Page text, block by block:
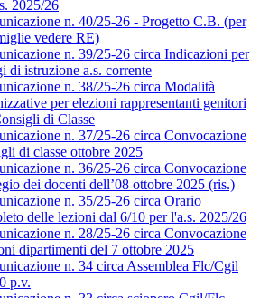
2025/26
n. 40/25-26 - Progetto C.B. (per
vedere RE)
n. 39/25-26 circa Indicazioni per
di istruzione a.s. corrente
n. 38/25-26 circa Modalità
per elezioni rappresentanti genitori
di Classe
n. 37/25-26 circa Convocazione
di classe ottobre 2025
n. 36/25-26 circa Convocazione
dei docenti dell’08 ottobre 2025 (ris.)
n. 35/25-26 circa Orario
delle lezioni dal 6/10 per l'a.s. 2025/26
n. 28/25-26 circa Convocazione
dipartimenti del 7 ottobre 2025
n. 34 circa Assemblea Flc/Cgil
p.v.